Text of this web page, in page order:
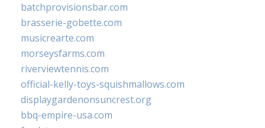
batchprovisionsbar.com
brasserie-gobette.com
musicrearte.com
morseysfarms.com
riverviewtennis.com
official-kelly-toys-squishmallows.com
displaygardenonsuncrest.org
bbq-empire-usa.com